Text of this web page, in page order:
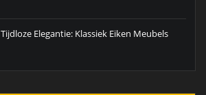
Tijdloze Elegantie: Klassiek Eiken Meubels